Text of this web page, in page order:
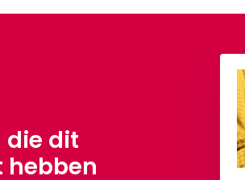
die dit
hebben